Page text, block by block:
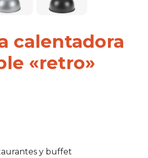
calentadora
«retro»
y buffet